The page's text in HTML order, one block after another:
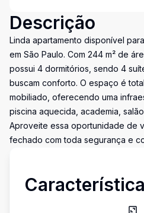
Descrição
Linda apartamento disponível
em São Paulo. Com 244 m² de
possui 4 dormitórios, sendo 4
buscam conforto. O espaço é
mobiliado, oferecendo uma
piscina aquecida, academia,
Aproveite essa oportunidade de
fechado com toda segurança e